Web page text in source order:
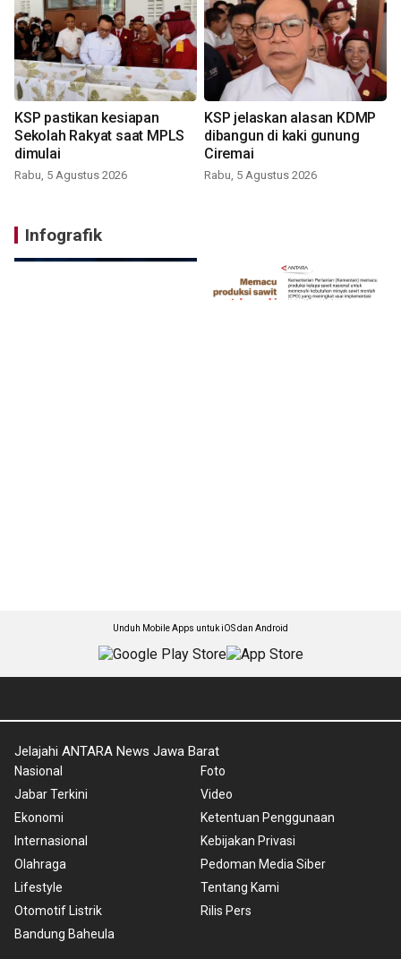
KSP pastikan kesiapan
Sekolah Rakyat saat MPLS
dimulai
Rabu, 5 Agustus 2026
KSP jelaskan alasan KDMP
dibangun di kaki gunung
Ciremai
Rabu, 5 Agustus 2026
Infografik
Unduh Mobile Apps untuk iOS dan Android
Jelajahi ANTARA News Jawa Barat
Nasional
Jabar Terkini
Ekonomi
Internasional
Olahraga
Lifestyle
Otomotif Listrik
Bandung Baheula
Foto
Video
Ketentuan Penggunaan
Kebijakan Privasi
Pedoman Media Siber
Tentang Kami
Rilis Pers